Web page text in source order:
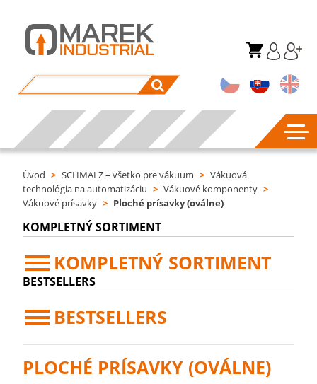
Úvod > SCHMALZ – všetko pre vákuum > Vákuová
technológia na automatizáciu > Vákuové komponenty >
Vákuové prísavky > Ploché prísavky (oválne)
KOMPLETNÝ SORTIMENT
KOMPLETNÝ SORTIMENT
BESTSELLERS
BESTSELLERS
PLOCHÉ PRÍSAVKY (OVÁLNE)